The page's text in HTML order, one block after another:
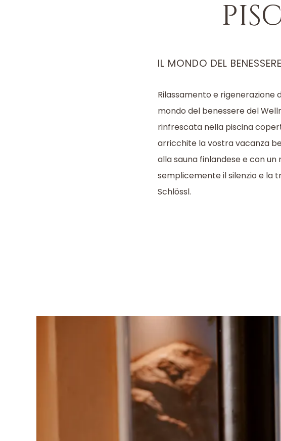
IL MONDO DEL
Rilassamento e rigenerazione
mondo del benessere del
rinfrescata nella piscina
arricchite la vostra vacanza
alla sauna finlandese e con
semplicemente il silenzio e la
Schlössl.